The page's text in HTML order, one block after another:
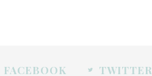
FACEBOOK TWITTER